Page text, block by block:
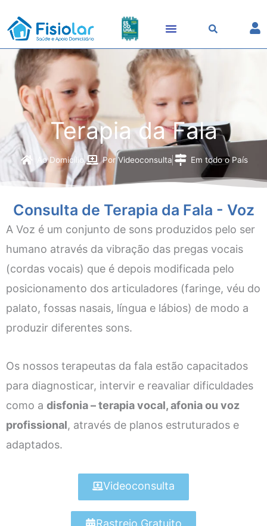
content
Terapia da Fala
Ao Domicílio Por Videoconsulta Em todo o País
Consulta de Terapia da Fala - Voz
A Voz é um conjunto de sons produzidos pelo ser
humano através da vibração das pregas vocais
(cordas vocais) que é depois modificada pelo
posicionamento dos articuladores (faringe, véu do
palato, fossas nasais, língua e lábios) de modo a
produzir diferentes sons.
Os nossos terapeutas da fala estão capacitados
para diagnosticar, intervir e reavaliar dificuldades
como a disfonia – terapia vocal, afonia ou voz
profissional, através de planos estruturados e
adaptados.
Videoconsulta
Rastreio Gratuito